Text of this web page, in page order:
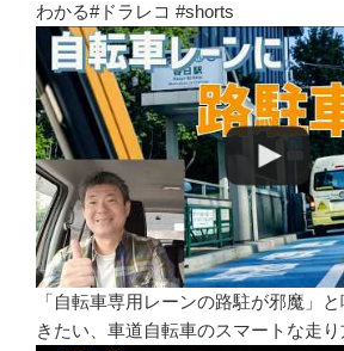
わかる#ドラレコ #shorts
「自転車専用レーンの路駐が邪魔」
きたい、車道自転車のスマートな走り